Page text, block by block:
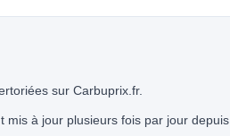
sur Carbuprix.fr.
mis à jour plusieurs fois par jour depuis